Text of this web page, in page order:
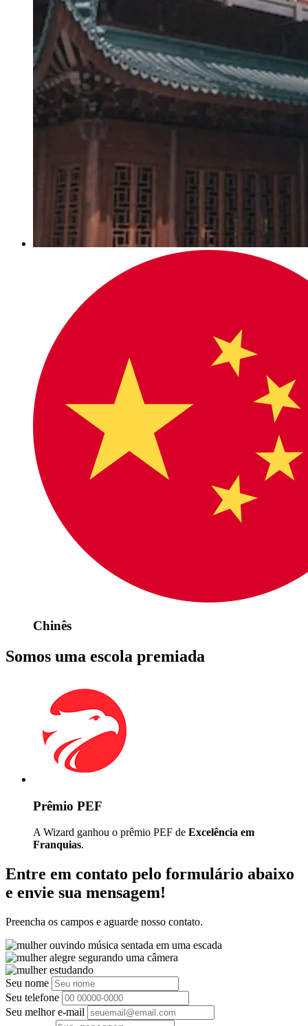
Chinês
Somos uma escola premiada
Prêmio PEF
A Wizard ganhou o prêmio PEF de Excelência em
Franquias.
Entre em contato pelo formulário abaixo
e envie sua mensagem!
Preencha os campos e aguarde nosso contato.
Seu nome
Seu telefone
Seu melhor e-mail